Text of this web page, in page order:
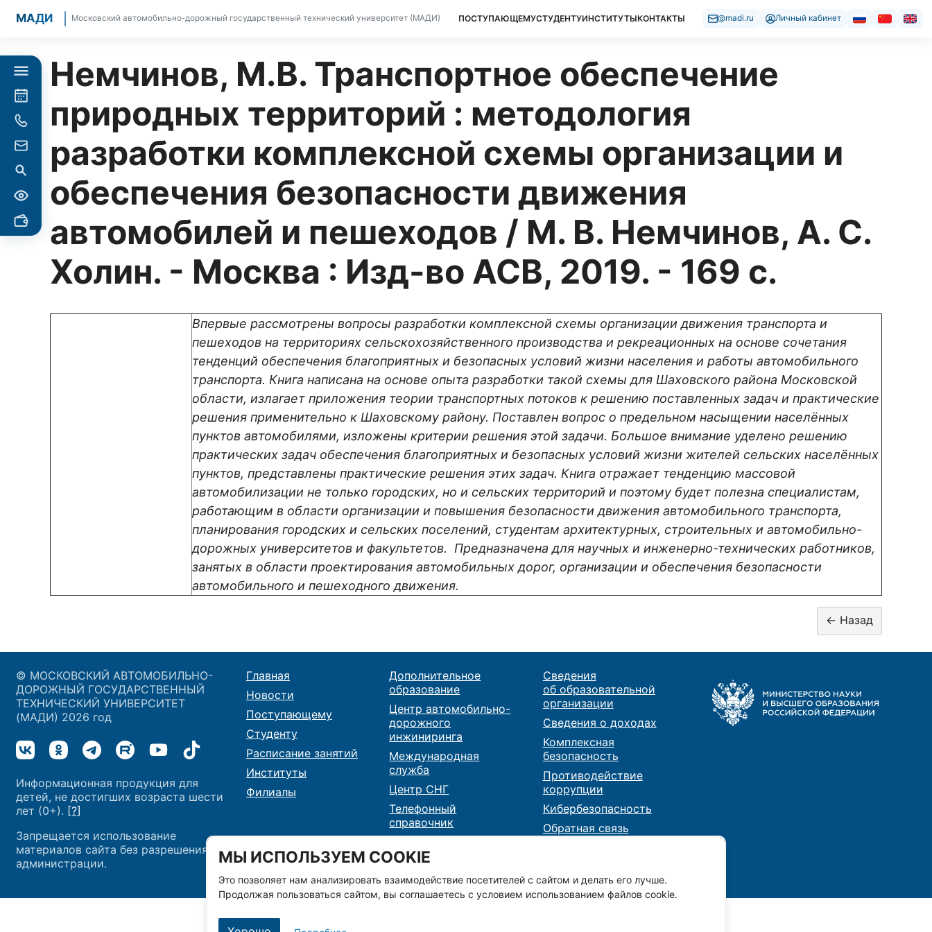
МАДИ Московский автомобильно-дорожный государственный технический университет (МАДИ) ПОСТУПАЮЩЕМУСТУДЕНТУИНСТИТУТЫКОНТАКТЫ @madi.ru Личный кабинет
Немчинов, М.В. Транспортное обеспечение
природных территорий : методология
разработки комплексной схемы организации и
обеспечения безопасности движения
автомобилей и пешеходов / М. В. Немчинов, А. С.
Холин. - Москва : Изд-во АСВ, 2019. - 169 с.
Впервые рассмотрены вопросы разработки комплексной схемы организации движения транспорта и
пешеходов на территориях сельскохозяйственного производства и рекреационных на основе сочетания
тенденций обеспечения благоприятных и безопасных условий жизни населения и работы автомобильного
транспорта. Книга написана на основе опыта разработки такой схемы для Шаховского района Московской
области, излагает приложения теории транспортных потоков к решению поставленных задач и практические
решения применительно к Шаховскому району. Поставлен вопрос о предельном насыщении населённых
пунктов автомобилями, изложены критерии решения этой задачи. Большое внимание уделено решению
практических задач обеспечения благоприятных и безопасных условий жизни жителей сельских населённых
пунктов, представлены практические решения этих задач. Книга отражает тенденцию массовой
автомобилизации не только городских, но и сельских территорий и поэтому будет полезна специалистам,
работающим в области организации и повышения безопасности движения автомобильного транспорта,
планирования городских и сельских поселений, студентам архитектурных, строительных и автомобильно-
дорожных университетов и факультетов. Предназначена для научных и инженерно-технических работников,
занятых в области проектирования автомобильных дорог, организации и обеспечения безопасности
автомобильного и пешеходного движения.
МЫ ИСПОЛЬЗУЕМ COOKIE
Это позволяет нам анализировать взаимодействие посетителей с сайтом и делать его лучше.
Продолжая пользоваться сайтом, вы соглашаетесь с условием использованием файлов cookie.
© МОСКОВСКИЙ АВТОМОБИЛЬНО-
ДОРОЖНЫЙ ГОСУДАРСТВЕННЫЙ
ТЕХНИЧЕСКИЙ УНИВЕРСИТЕТ
(МАДИ) 2026 год
Информационная продукция для
детей, не достигших возраста шести
лет (0+). [?]
Запрещается использование
материалов сайта без разрешения
администрации.
Главная
Новости
Поступающему
Студенту
Расписание занятий
Институты
Филиалы
Дополнительное
образование
Центр автомобильно-
дорожного
инжиниринга
Международная
служба
Центр СНГ
Телефонный
справочник
RSS
Сведения
об образовательной
организации
Сведения о доходах
Комплексная
безопасность
Противодействие
коррупции
Кибербезопасность
Обратная связь